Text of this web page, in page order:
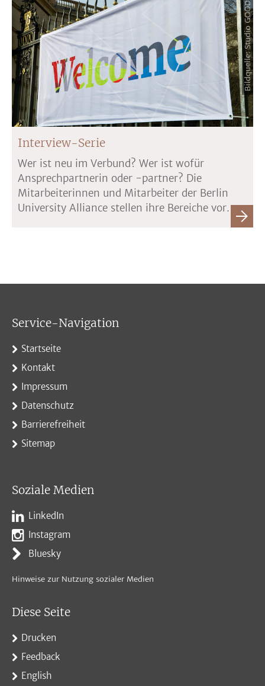
Interview-Serie
Wer ist neu im Verbund? Wer ist wofür
Ansprechpartnerin oder -partner? Die
Mitarbeiterinnen und Mitarbeiter der Berlin
University Alliance stellen ihre Bereiche vor.
Bildquelle: Studio GOOD
Service-Navigation
Startseite
Kontakt
Impressum
Datenschutz
Barrierefreiheit
Sitemap
Soziale Medien
LinkedIn
Instagram
Bluesky
Hinweise zur Nutzung sozialer Medien
Diese Seite
Drucken
Feedback
English